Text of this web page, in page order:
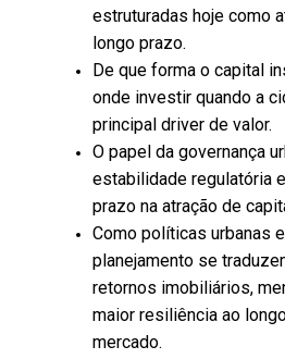
estruturadas hoje como
longo prazo.
De que forma o capital
onde investir quando a
principal driver de valor.
O papel da governança
estabilidade regulatória
prazo na atração de
Como políticas urbanas
planejamento se
retornos imobiliários,
maior resiliência ao
mercado.